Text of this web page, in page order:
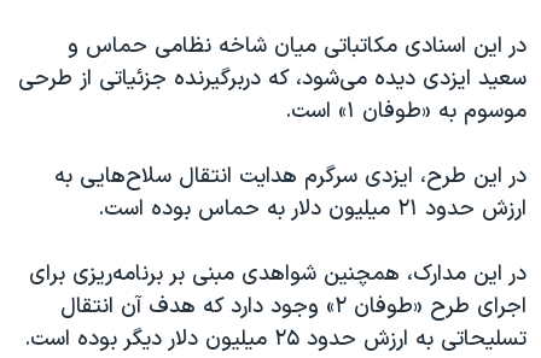
در این اسنادی مکاتباتی میان شاخه نظامی حماس و
سعید ایزدی دیده می‌شود، که دربرگیرنده جزئیاتی از طرحی
موسوم به «طوفان ۱» است.
در این طرح، ایزدی سرگرم هدایت انتقال سلاح‌هایی به
ارزش حدود ۲۱ میلیون دلار به حماس بوده است.
در این مدارک، همچنین شواهدی مبنی بر برنامه‌ریزی برای
اجرای طرح «طوفان ۲» وجود دارد که هدف آن انتقال
تسلیحاتی به ارزش حدود ۲۵ میلیون دلار دیگر بوده است.